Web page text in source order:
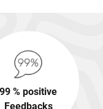
99 % positive
Feedbacks